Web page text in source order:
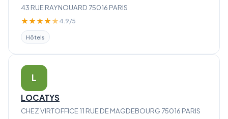
43 RUE RAYNOUARD 75016 PARIS
★★★★★ 4.9/5
Hôtels
L
LOCATYS
CHEZ VIRTOFFICE 11 RUE DE MAGDEBOURG 75016 PARIS